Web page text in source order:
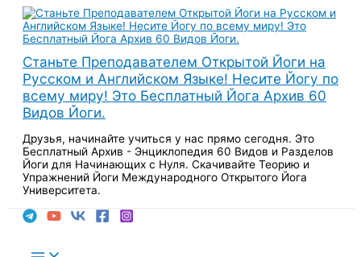
Перейти
содержимому
Станьте Преподавателем Открытой Йоги на
Русском и Английском Языке! Несите Йогу по
всему миру! Это Бесплатный Йога Архив 60
Видов Йоги.
Друзья, начинайте учиться у нас прямо сегодня. Это
Бесплатный Архив - Энциклопедия 60 Видов и Разделов
Йоги для Начинающих с Нуля. Скачивайте Теорию и
Упражнений Йоги Международного Открытого Йога
Университета.
Main